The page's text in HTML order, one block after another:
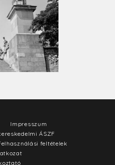
Impresszum
ÁSZF
feltételek